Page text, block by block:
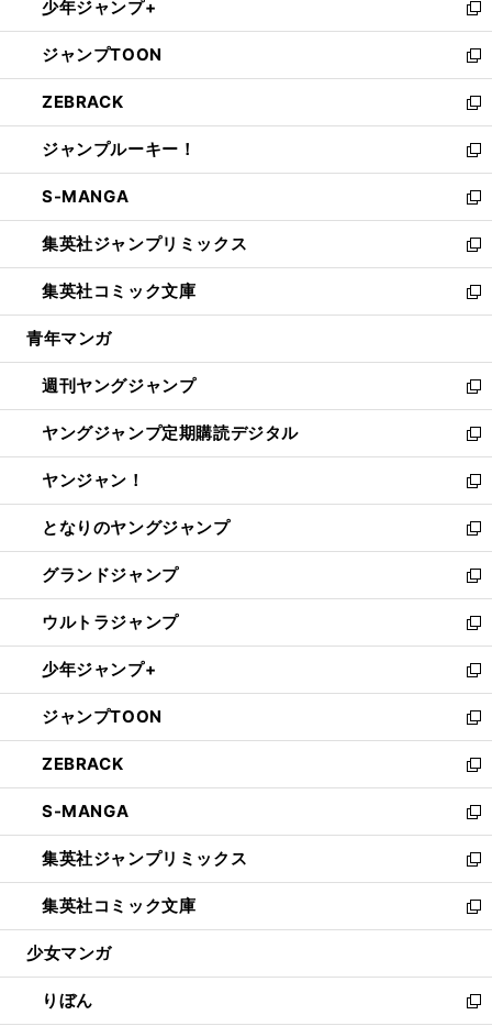
で
開
く
ド
ウ
で
開
く
ィ
ン
ド
ウ
で
開
く
い
ウ
ィ
ン
ド
ウ
で
開
く
少年ジャンプ+
新
し
い
ウ
ィ
ン
ド
ウ
で
開
く
ジャンプTOON
新
し
い
ウ
ィ
ン
ド
ウ
で
開
く
ZEBRACK
新
し
い
ウ
ィ
ン
ド
ウ
で
開
ジャンプルーキー！
新
し
い
ウ
ィ
ン
ド
ウ
開
く
S-MANGA
新
し
い
ウ
ィ
ン
ウ
で
開
く
集英社ジャンプリミックス
新
し
い
ウ
ン
ド
ウ
で
開
く
集英社コミック文庫
新
し
ウ
ィ
ン
ド
ウ
で
開
く
青年マンガ
週刊ヤングジャンプ
新
し
い
ウ
ィ
ン
ド
ウ
で
開
く
ヤングジャンプ定期購読デジタル
新
し
い
ウ
ィ
ン
ド
ウ
で
開
く
ヤンジャン！
新
し
い
ウ
ィ
ン
ド
ウ
で
開
く
となりのヤングジャンプ
新
し
い
ウ
ィ
ン
ド
ウ
で
開
く
グランドジャンプ
新
し
い
ウ
ィ
ン
ド
ウ
で
開
く
ウルトラジャンプ
新
し
い
ウ
ィ
ン
ド
ウ
で
開
く
少年ジャンプ+
新
し
い
ウ
ィ
ン
ド
ウ
で
開
く
ジャンプTOON
新
し
い
ウ
ィ
ン
ド
ウ
で
開
ZEBRACK
新
し
い
ウ
ィ
ン
ド
ウ
開
く
S-MANGA
新
し
い
ウ
ィ
ン
ウ
で
集英社ジャンプリミックス
新
し
い
ウ
ン
ド
集英社コミック文庫
新
し
ウ
ィ
少女マンガ
りぼん
新